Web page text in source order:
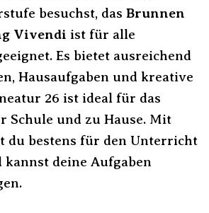
besuchst, das Brunnen
Vivendi ist für alle
Es bietet ausreichend
Hausaufgaben und kreative
26 ist ideal für das
Schule und zu Hause. Mit
du bestens für den Unterricht
deine Aufgaben